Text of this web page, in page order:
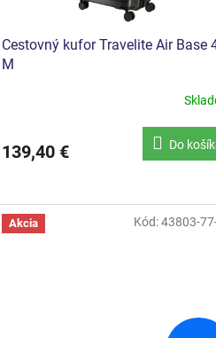
Cestovný kufor Travelite Air Base
M
je
5
hviezdičiek.
139,40 € Do
Akcia Kód:43803-